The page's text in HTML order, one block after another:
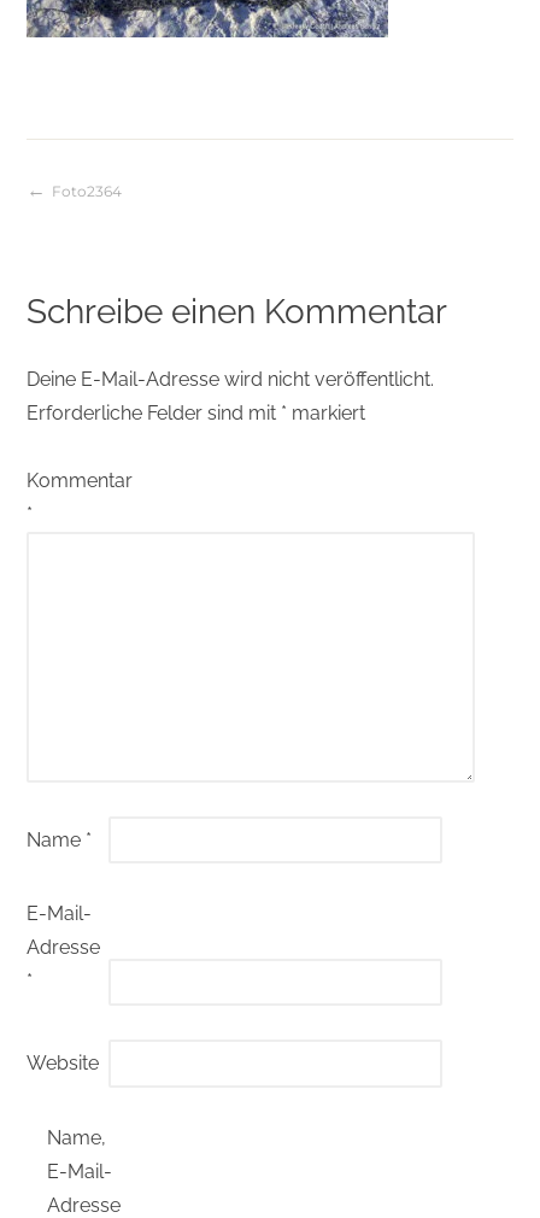
Beitragsnavigation
Foto2364
Schreibe einen Kommentar
Deine E-Mail-Adresse wird nicht veröffentlicht.
Erforderliche Felder sind mit * markiert
Kommentar
*
Name *
E-Mail-
Adresse
*
Website
Name,
E-Mail-
Adresse